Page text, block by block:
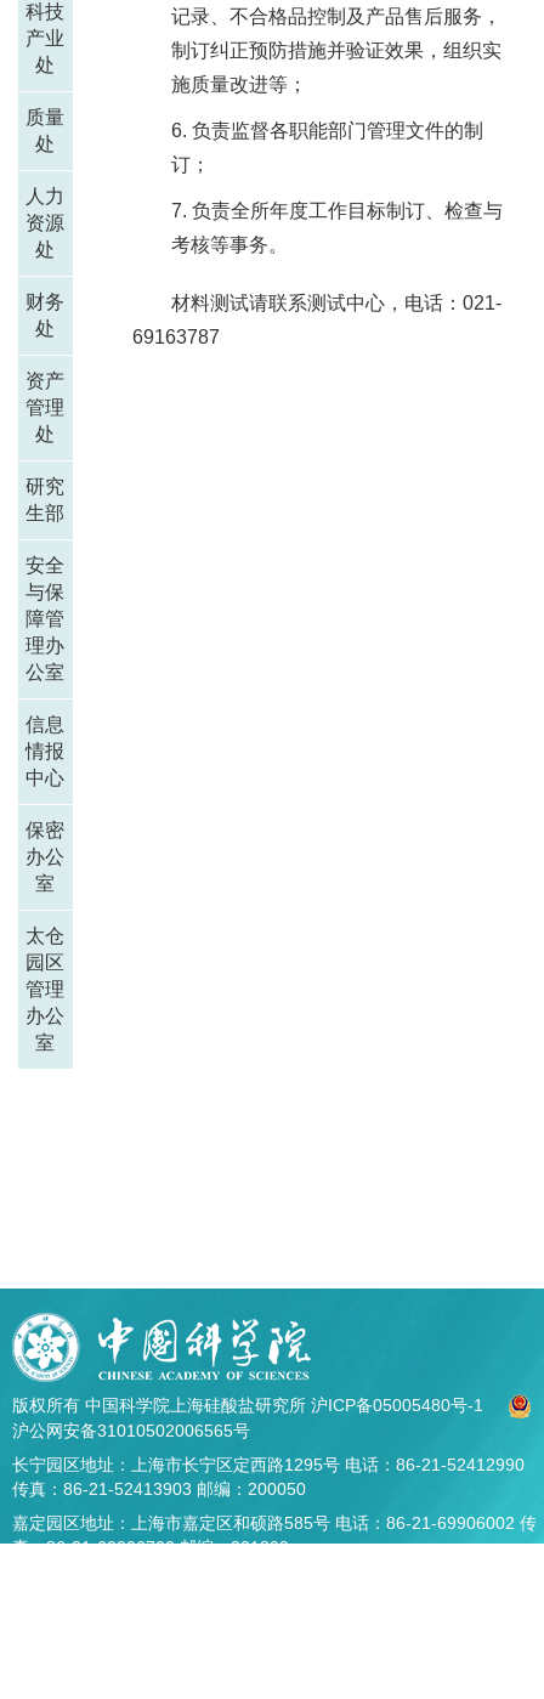
科技
产业
处
质量
处
人力
资源
处
财务
处
资产
管理
处
研究
生部
安全
与保
障管
理办
公室
信息
情报
中心
保密
办公
室
太仓
园区
管理
办公
室
记录、不合格品控制及产品售后服务，
制订纠正预防措施并验证效果，组织实
施质量改进等；
负责监督各职能部门管理文件的制
订；
负责全所年度工作目标制订、检查与
考核等事务。
材料测试请联系测试中心，电话：021-
69163787
版权所有 中国科学院上海硅酸盐研究所 沪ICP备05005480号-1
沪公网安备31010502006565号
长宁园区地址：上海市长宁区定西路1295号 电话：86-21-52412990
传真：86-21-52413903 邮编：200050
嘉定园区地址：上海市嘉定区和硕路585号 电话：86-21-69906002 传
真：86-21-69906700 邮编：201899